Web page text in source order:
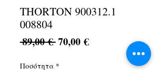
ΤΗΟRΤΟΝ 900312.1
008804
89,00 € Κανονική
70,00 €Τιμή
Έκπτωσης
Ποσότητα *